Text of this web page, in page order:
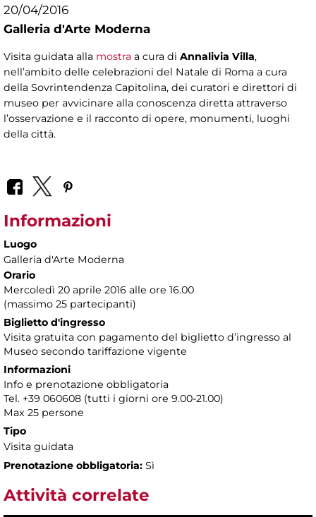
20/04/2016
Galleria d'Arte Moderna
Visita guidata alla mostra a cura di Annalivia Villa,
nell’ambito delle celebrazioni del Natale di Roma a cura
della Sovrintendenza Capitolina, dei curatori e direttori di
museo per avvicinare alla conoscenza diretta attraverso
l’osservazione e il racconto di opere, monumenti, luoghi
della città.
Informazioni
Luogo
Galleria d'Arte Moderna
Orario
Mercoledì 20 aprile 2016 alle ore 16.00
(massimo 25 partecipanti)
Biglietto d'ingresso
Visita gratuita con pagamento del biglietto d’ingresso al
Museo secondo tariffazione vigente
Informazioni
Info e prenotazione obbligatoria
Tel. +39 060608 (tutti i giorni ore 9.00-21.00)
Max 25 persone
Tipo
Visita guidata
Prenotazione obbligatoria: Sì
Attività correlate